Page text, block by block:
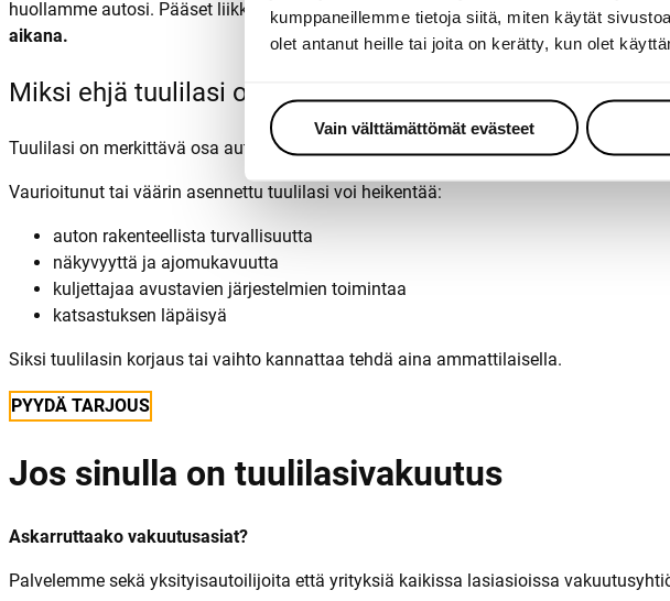
kumppaneillemme tietoja siitä, miten käytät
olet antanut heille tai joita on kerätty, kun olet
Vain välttämättömät evästeet
huollamme autosi. Pääset liikkumaan sujuvasti julkisilla kulkuvälineillä tai voit
aikana.
Miksi ehjä tuulilasi on tärkeä?
Tuulilasi on merkittävä osa auton turvallisuusrakennetta. Se tukee korin jäykkyyttä
Vaurioitunut tai väärin asennettu tuulilasi voi heikentää:
auton rakenteellista turvallisuutta
näkyvyyttä ja ajomukavuutta
kuljettajaa avustavien järjestelmien toimintaa
katsastuksen läpäisyä
Siksi tuulilasin korjaus tai vaihto kannattaa tehdä aina ammattilaisella.
PYYDÄ TARJOUS
Jos sinulla on tuulilasivakuutus
Askarruttaako vakuutusasiat?
Palvelemme sekä yksityisautoilijoita että yrityksiä kaikissa lasiasioissa